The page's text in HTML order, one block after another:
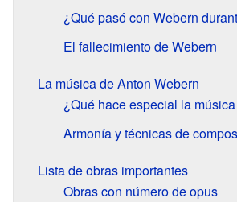
¿Qué pasó con Webern
El fallecimiento de Webern
La música de Anton Webern
¿Qué hace especial la
Armonía y técnicas de
Lista de obras importantes
Obras con número de opus